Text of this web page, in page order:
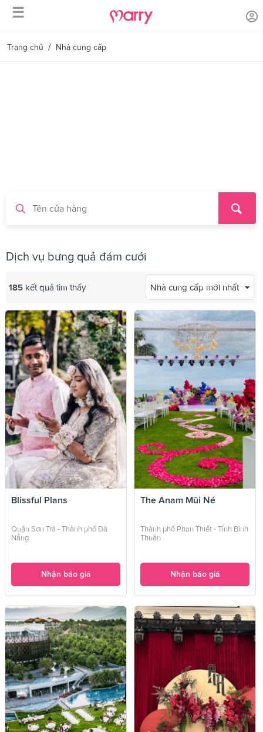
☰
Trang chủ / Nhà cung cấp
Dịch vụ bưng quả đám cưới
Nhà cung cấp mới nhất
185 kết quả tìm thấy
Blissful Plans
Quận Sơn Trà - Thành phố Đà
Nẵng
Nhận báo giá
The Anam Mũi Né
Thành phố Phan Thiết - Tỉnh Bình
Thuận
Nhận báo giá